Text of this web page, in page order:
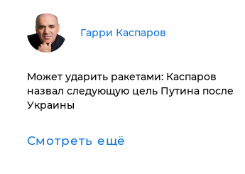
Гарри Каспаров
Может ударить ракетами: Каспаров
назвал следующую цель Путина после
Украины
Смотреть ещё